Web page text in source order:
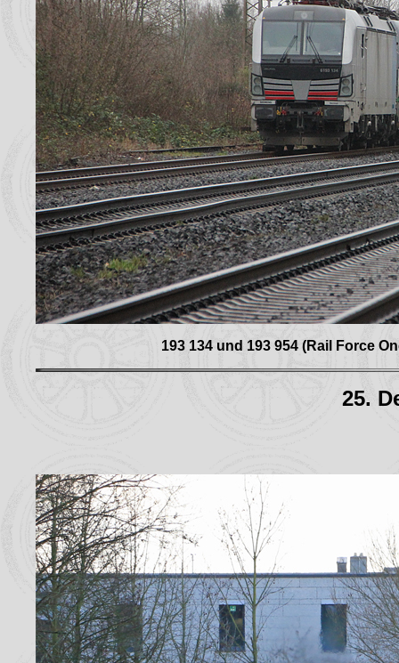
193 134 und 193 954 (Rail Force
25.